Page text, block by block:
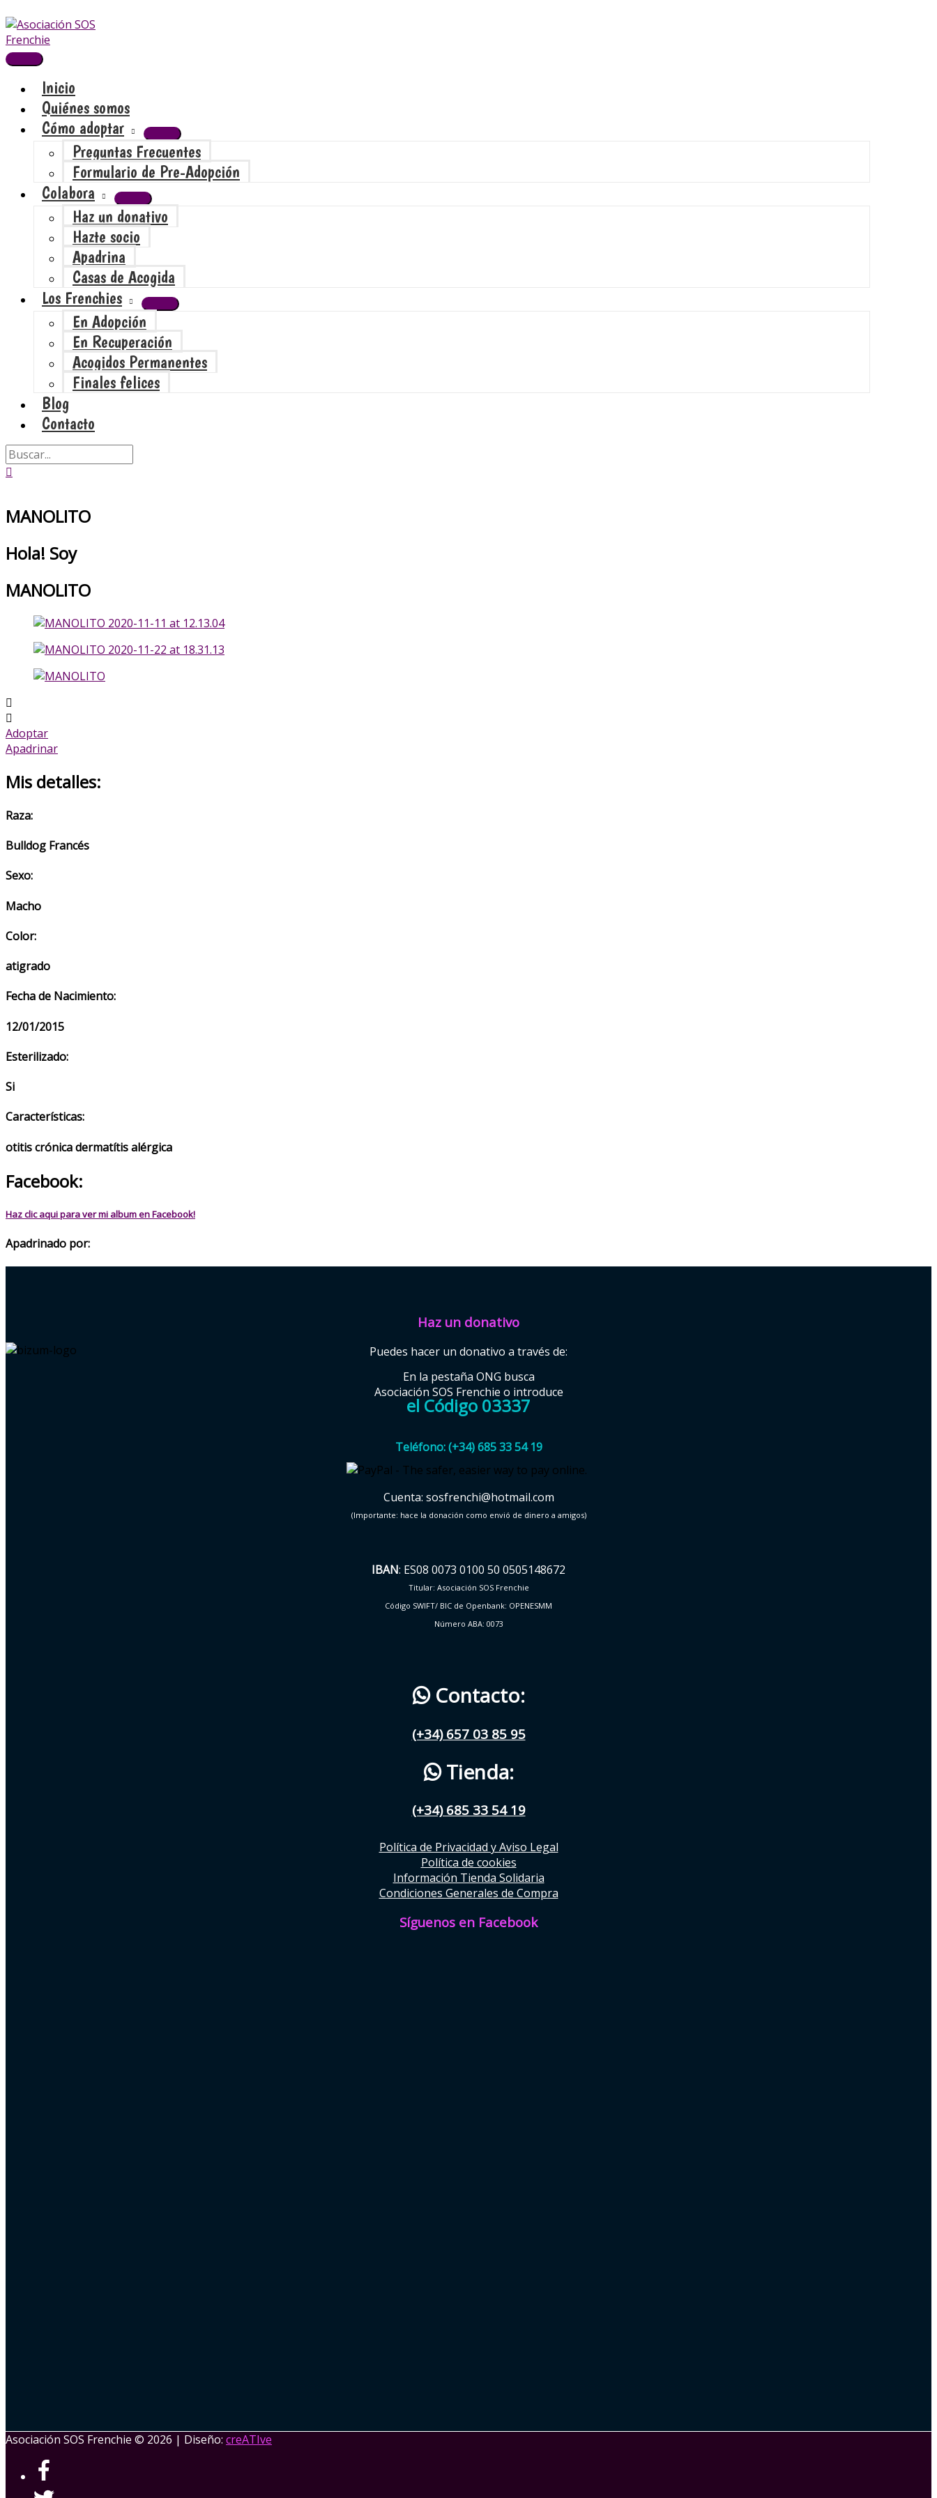
al
contenido
PRINCIPAL
Inicio
Quiénes somos
Cómo adoptar
Preguntas Frecuentes
Formulario de Pre-Adopción
Colabora
Haz un donativo
Hazte socio
Apadrina
Casas de Acogida
Los Frenchies
En Adopción
En Recuperación
Acogidos Permanentes
Finales felices
Blog
Contacto
por:
MANOLITO
Hola! Soy
MANOLITO
Adoptar
Apadrinar
Mis detalles:
Raza:
Bulldog Francés
Sexo:
Macho
Color:
atigrado
Fecha de Nacimiento:
12/01/2015
Esterilizado:
Si
Características:
otitis crónica dermatítis alérgica
Facebook:
Haz clic aqui para ver mi album en Facebook!
Apadrinado por:
Haz un donativo
Puedes hacer un donativo a través de:
En la pestaña ONG busca
Asociación SOS Frenchie o introduce
el Código 03337
Teléfono: (+34) 685 33 54 19
Cuenta: sosfrenchi@hotmail.com
(Importante: hace la donación como envió de dinero a amigos)
IBAN: ES08 0073 0100 50 0505148672
Titular: Asociación SOS Frenchie
Código SWIFT/ BIC de Openbank: OPENESMM
Número ABA: 0073
Contacto:
(+34) 657 03 85 95
Tienda:
(+34) 685 33 54 19
Política de Privacidad y Aviso Legal
Política de cookies
Información Tienda Solidaria
Condiciones Generales de Compra
Síguenos en Facebook
Asociación SOS Frenchie © 2026 | Diseño: creATIve